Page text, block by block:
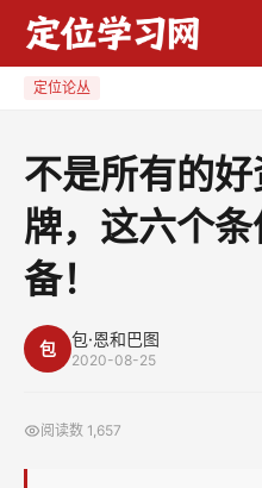
定位论丛
不是所有的
牌，这六个
备！
包 包·恩和巴图
2020-08-25
阅读数 1,657